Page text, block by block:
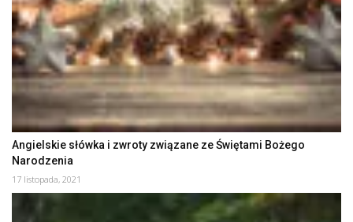
Angielskie słówka i zwroty związane ze Świętami Bożego
Narodzenia
17 listopada, 2021